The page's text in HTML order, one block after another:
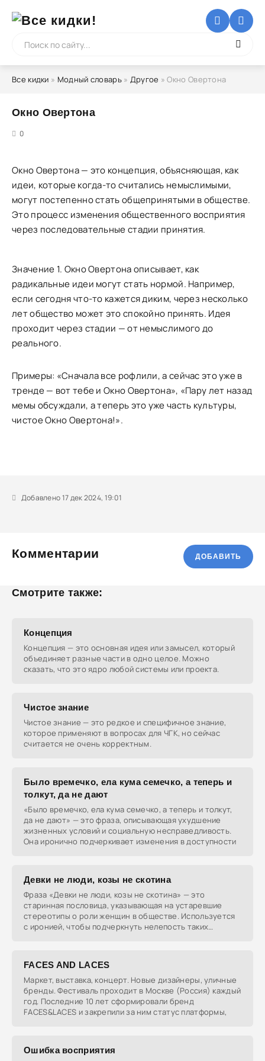
Все кидки » Модный словарь» Другое » Окно Овертона
Окно Овертона
0
Окно Овертона — это концепция, объясняющая, как
идеи, которые когда-то считались немыслимыми,
могут постепенно стать общепринятыми в обществе.
Это процесс изменения общественного восприятия
через последовательные стадии принятия.
Значение 1. Окно Овертона описывает, как
радикальные идеи могут стать нормой. Например,
если сегодня что-то кажется диким, через несколько
лет общество может это спокойно принять. Идея
проходит через стадии — от немыслимого до
реального.
Примеры: «Сначала все рофлили, а сейчас это уже в
тренде — вот тебе и Окно Овертона», «Пару лет назад
мемы обсуждали, а теперь это уже часть культуры,
чистое Окно Овертона!».
Добавлено 17 дек 2024, 19:01
Комментарии ДОБАВИТЬ
Смотрите также:
Концепция
Концепция — это основная идея или замысел, который
объединяет разные части в одно целое. Можно
сказать, что это ядро любой системы или проекта.
Чистое знание
Чистое знание — это редкое и специфичное знание,
которое применяют в вопросах для ЧГК, но сейчас
считается не очень корректным.
Было времечко, ела кума семечко, а теперь и
толкут, да не дают
«Было времечко, ела кума семечко, а теперь и толкут,
да не дают» — это фраза, описывающая ухудшение
жизненных условий и социальную несправедливость.
Она иронично подчеркивает изменения в доступности
Девки не люди, козы не скотина
Фраза «Девки не люди, козы не скотина» — это
старинная пословица, указывающая на устаревшие
стереотипы о роли женщин в обществе. Используется
с иронией, чтобы подчеркнуть нелепость таких
FACES AND LACES
Маркет, выставка, концерт. Новые дизайнеры, уличные
бренды. Фестиваль проходит в Москве (Россия) каждый
год. Последние 10 лет сформировали бренд
FACES&LACES и закрепили за ним статус платформы,
Ошибка восприятия